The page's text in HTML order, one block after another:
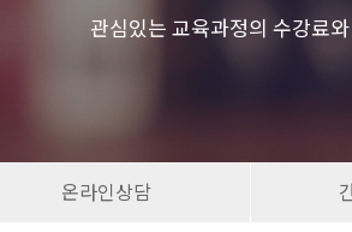
관심있는 교육과정의 수강료
온라인상담